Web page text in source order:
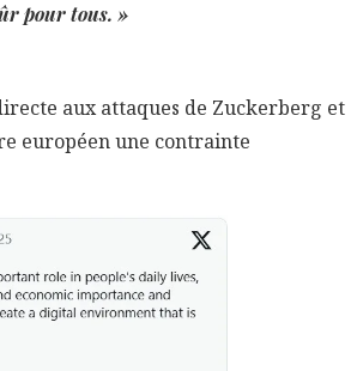
pour tous. »
aux attaques de Zuckerberg et
européen une contrainte